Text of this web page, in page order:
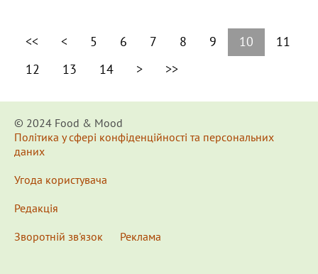
<< < 5 6 7 8 9 10
11
12
13 14 > >>
© 2024 Food & Мood
Політика у сфері конфіденційності та персональних
даних
Угода користувача
Редакція
Зворотній зв'язок
Реклама